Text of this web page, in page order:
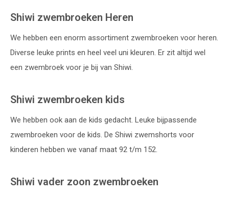
Shiwi zwembroeken Heren
We hebben een enorm assortiment zwembroeken voor heren.
Diverse leuke prints en heel veel uni kleuren. Er zit altijd wel
een zwembroek voor je bij van Shiwi.
Shiwi zwembroeken kids
We hebben ook aan de kids gedacht. Leuke bijpassende
zwembroeken voor de kids. De Shiwi zwemshorts voor
kinderen hebben we vanaf maat 92 t/m 152.
Shiwi vader zoon zwembroeken